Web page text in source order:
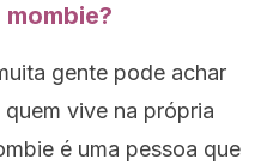
gente pode achar
vive na própria
é uma pessoa que